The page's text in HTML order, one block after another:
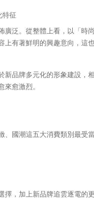
特征
泛。從整體上看，以「時
有著鮮明的興趣意向，這
新品牌多元化的形象建設，
愈激烈。
國潮這五大消費類別最受
，加上新品牌追雲逐電的